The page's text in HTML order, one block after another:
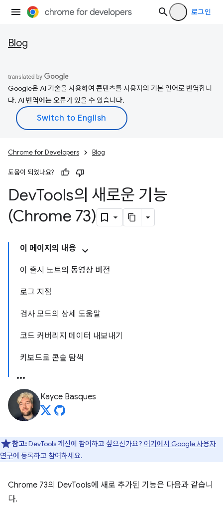
로그인
Blog
Google은 AI 기술을 사용하여 콘텐츠를 사용자의 기본 언어로 번역합니
다. AI 번역에는 오류가 있을 수 있습니다.
Chrome for Developers Blog
도움이 되었나요?
DevTools의 새로운 기능
(Chrome 73)
이 페이지의 내용
이 출시 노트의 동영상 버전
로그 지점
검사 모드의 상세 도움말
코드 커버리지 데이터 내보내기
키보드로 콘솔 탐색
Kayce Basques
참고:DevTools 개선에 참여하고 싶으신가요? 여기에서 Google 사용자
연구에 등록하고 참여하세요.
Chrome 73의 DevTools에 새로 추가된 기능은 다음과 같습니
다.